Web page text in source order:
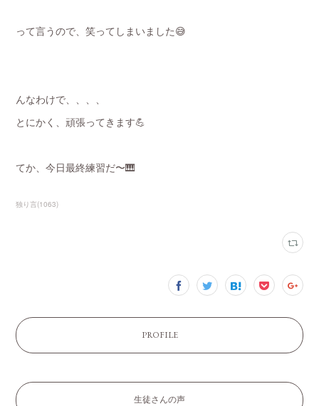
って言うので、笑ってしまいました😅
んなわけで、、、、
とにかく、頑張ってきます💪
てか、今日最終練習だ〜🎹
独り言(1063)
PROFILE
生徒さんの声